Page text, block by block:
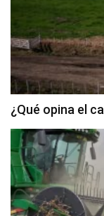
¿Qué opina el